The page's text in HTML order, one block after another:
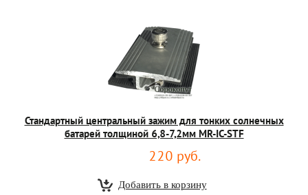
Стандартный центральный зажим для тонких солнечных
батарей толщиной 6,8-7,2мм MR-IC-STF
220 руб.